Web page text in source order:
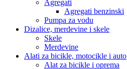
Agregati
Agregati benzinski
Pumpa za vodu
Dizalice, merdevine i skele
Skele
Merdevine
Alati za bicikle, motocikle i auto
Alat za bicikle i oprema